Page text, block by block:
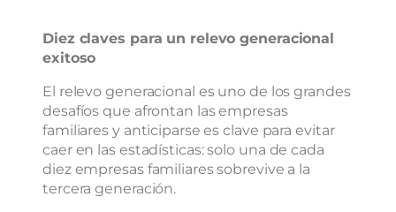
Diez claves para un relevo generacional
exitoso
El relevo generacional es uno de los grandes
desafíos que afrontan las empresas
familiares y anticiparse es clave para evitar
caer en las estadísticas:solo una de cada
diez empresas familiares sobrevive a la
tercera generación.